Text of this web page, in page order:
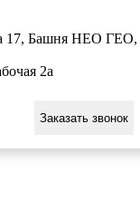
17, Башня НЕО ГЕО,
2а
Заказать звонок